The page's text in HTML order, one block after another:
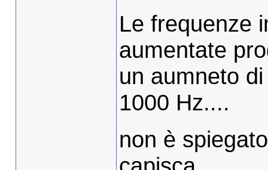
Le frequenze
aumentate
un aumneto
1000 Hz....
non è